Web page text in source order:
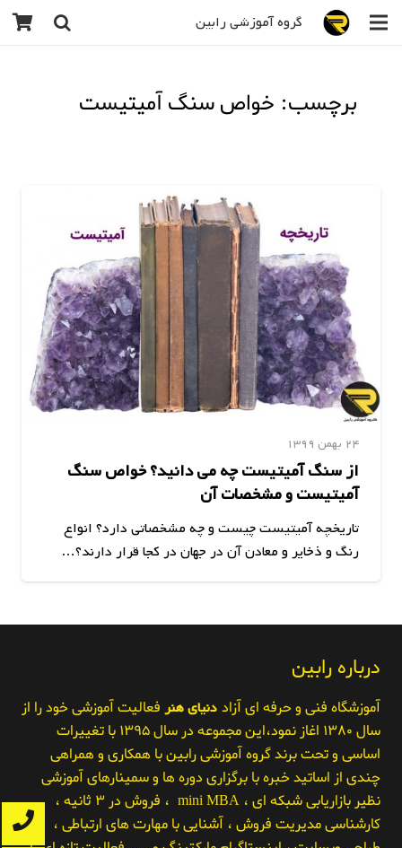
گروه آموزشی رابین
برچسب: خواص سنگ آمیتیست
24 بهمن 1399
از سنگ آمیتیست چه می دانید؟ خواص سنگ
آمیتیست و مشخصات آن
تاریخچه آمیتیست چیست و چه مشخصاتی دارد؟ انواع
رنگ و ذخایر و معادن آن در جهان در کجا قرار دارند؟…
درباره رابین
آموزشگاه فنی و حرفه ای آزاد دنیای هنر فعالیت آموزشی خود را از
سال ۱۳۸۰ اغاز نمود،این مجموعه در سال ۱۳۹۵ با تغییرات
اساسی و تحت برند گروه آموزشی رابین با همکاری و همراهی
چندی از اساتید خبره با برگزاری دوره ها و سمینارهای آموزشی
نظیر بازاریابی شبکه ای ، mini MBA ، فروش در ۳ ثانیه ،
کارشناسی مدیریت فروش ، آشنایی با مهارت های ارتباطی ،